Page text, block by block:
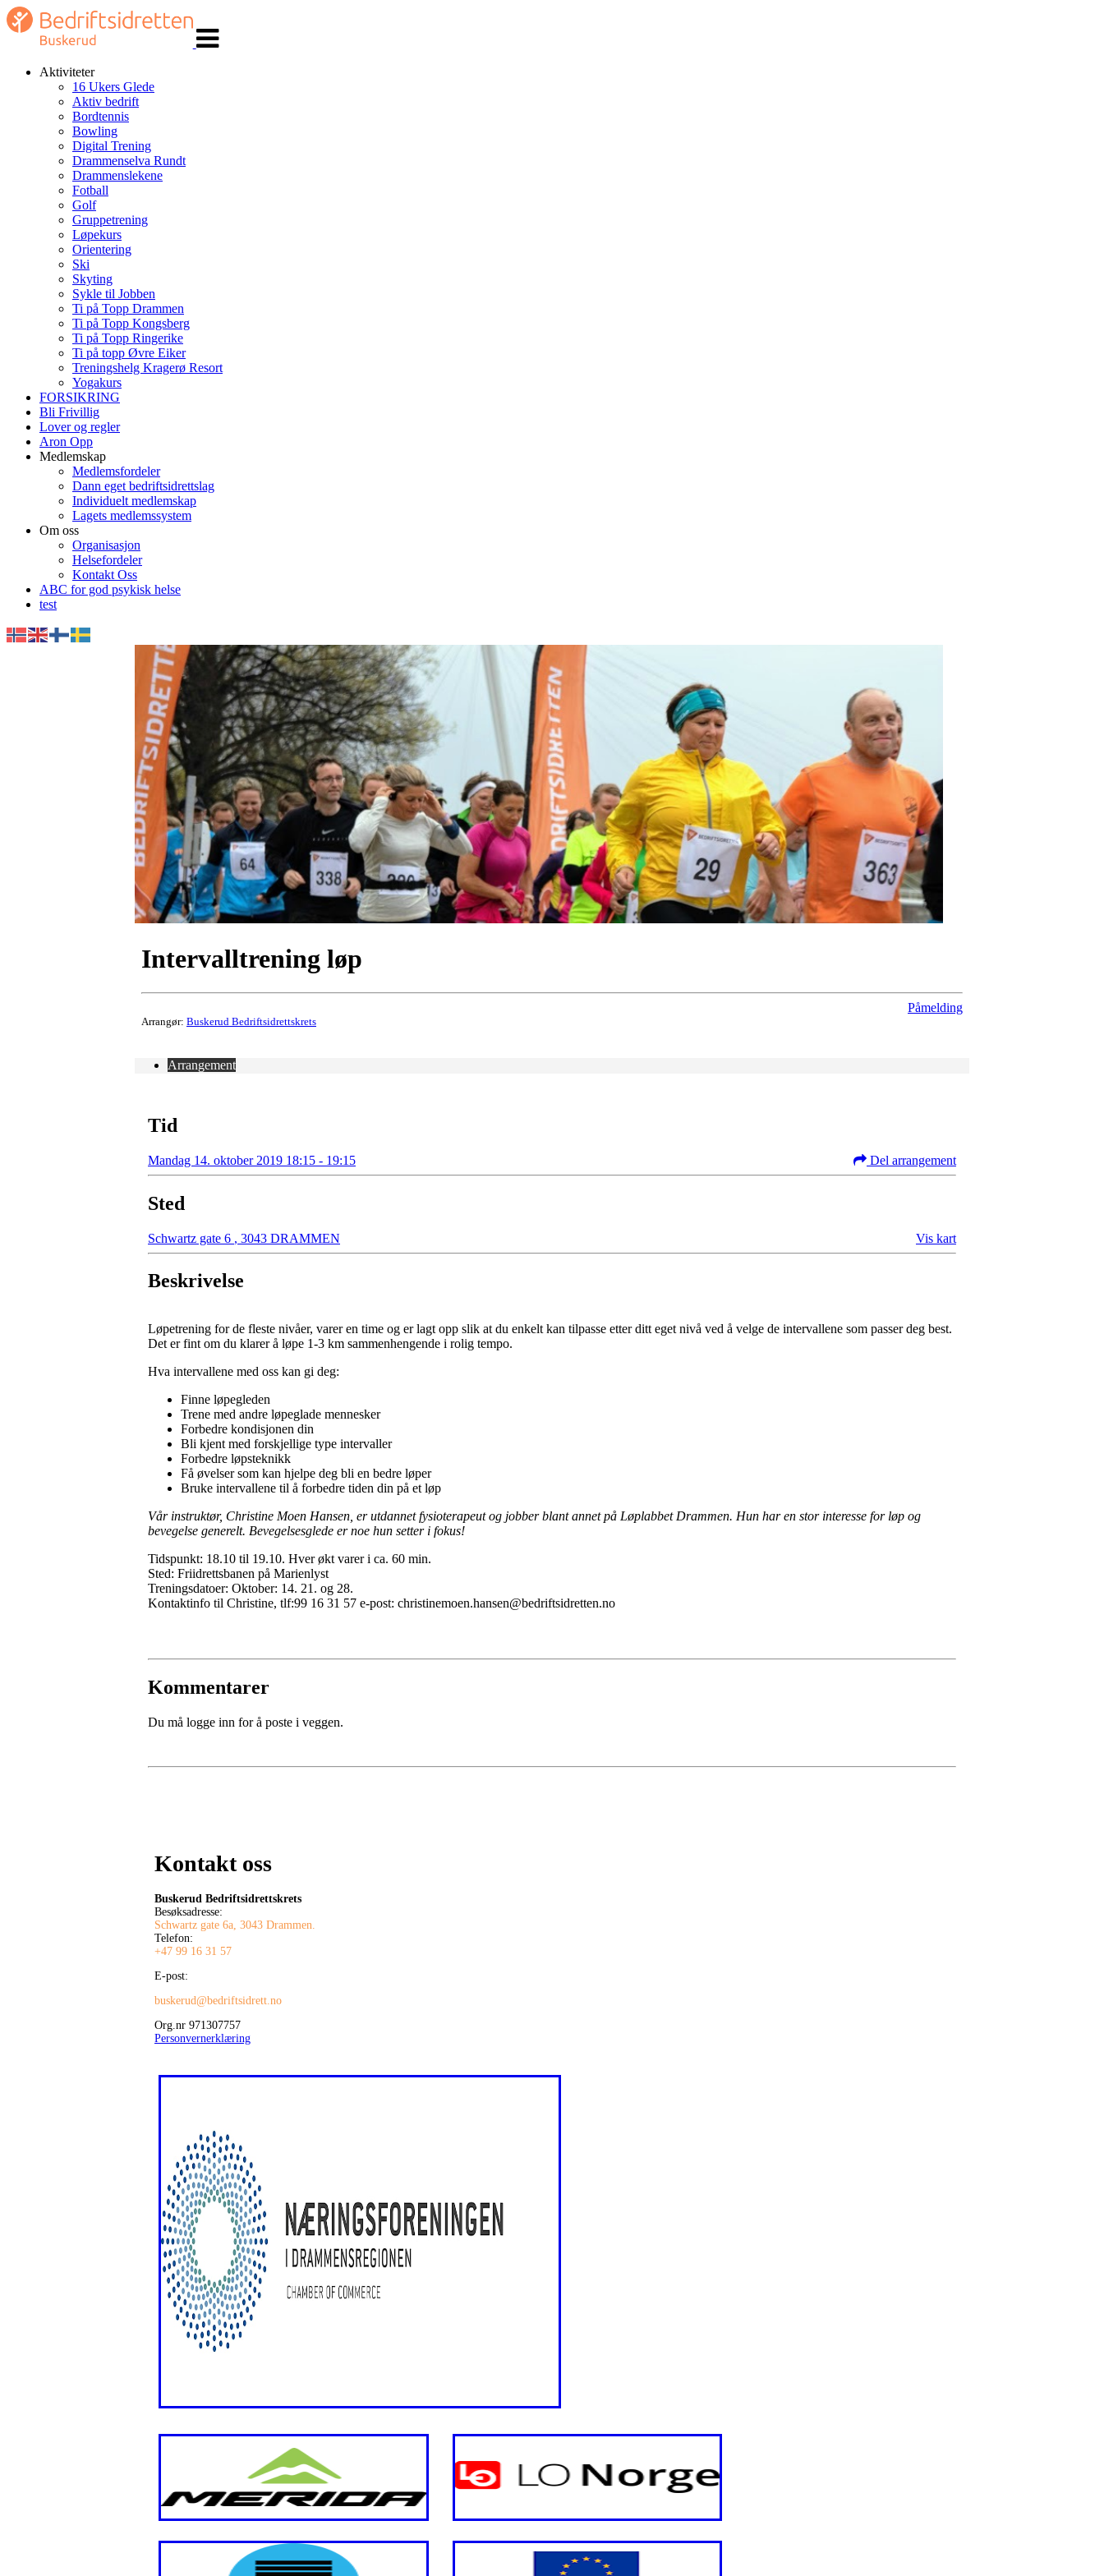
navigasjon
Aktiviteter
16 Ukers Glede
Aktiv bedrift
Bordtennis
Bowling
Digital Trening
Drammenselva Rundt
Drammenslekene
Fotball
Golf
Gruppetrening
Løpekurs
Orientering
Ski
Skyting
Sykle til Jobben
Ti på Topp Drammen
Ti på Topp Kongsberg
Ti på Topp Ringerike
Ti på topp Øvre Eiker
Treningshelg Kragerø Resort
Yogakurs
FORSIKRING
Bli Frivillig
Lover og regler
Aron Opp
Medlemskap
Medlemsfordeler
Dann eget bedriftsidrettslag
Individuelt medlemskap
Lagets medlemssystem
Om oss
Organisasjon
Helsefordeler
Kontakt Oss
ABC for god psykisk helse
test
Intervalltrening løp
Arrangør: Buskerud Bedriftsidrettskrets
Påmelding
Arrangement
Tid
Mandag 14. oktober 2019 18:15 - 19:15 Del arrangement
Sted
Schwartz gate 6 , 3043 DRAMMEN Vis kart
Beskrivelse
Løpetrening for de fleste nivåer, varer en time og er lagt opp slik at du enkelt kan tilpasse etter ditt eget nivå ved å velge de intervallene som passer deg best.
Det er fint om du klarer å løpe 1-3 km sammenhengende i rolig tempo.
Hva intervallene med oss kan gi deg:
Finne løpegleden
Trene med andre løpeglade mennesker
Forbedre kondisjonen din
Bli kjent med forskjellige type intervaller
Forbedre løpsteknikk
Få øvelser som kan hjelpe deg bli en bedre løper
Bruke intervallene til å forbedre tiden din på et løp
Vår instruktør, Christine Moen Hansen, er utdannet fysioterapeut og jobber blant annet på Løplabbet Drammen. Hun har en stor interesse for løp og
bevegelse generelt. Bevegelsesglede er noe hun setter i fokus!
Tidspunkt: 18.10 til 19.10. Hver økt varer i ca. 60 min.
Sted: Friidrettsbanen på Marienlyst
Treningsdatoer: Oktober: 14. 21. og 28.
Kontaktinfo til Christine, tlf:99 16 31 57 e-post: christinemoen.hansen@bedriftsidretten.no
Kommentarer
Du må logge inn for å poste i veggen.
Kontakt oss
Buskerud Bedriftsidrettskrets
Besøksadresse:
Schwartz gate 6a, 3043 Drammen.
Telefon:
+47 99 16 31 57
E-post:
buskerud@bedriftsidrett.no
Org.nr 971307757
Personvernerklæring